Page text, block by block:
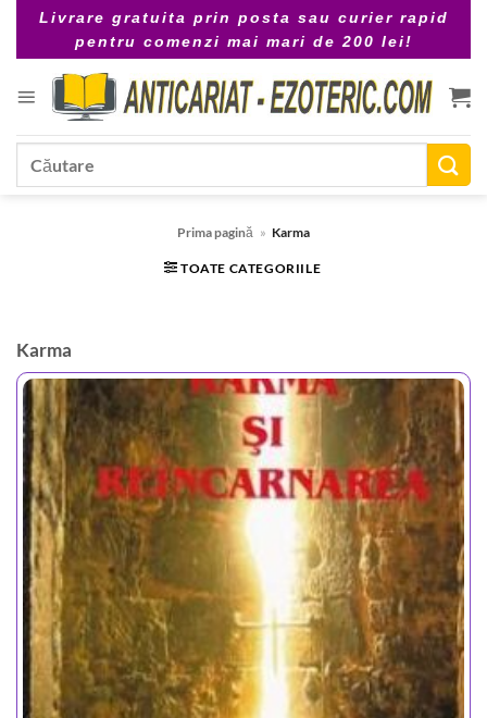
Livrare gratuita prin posta sau curier rapid
pentru comenzi mai mari de 200 lei!
Caută
Prima pagină » Karma
TOATE CATEGORIILE
Karma